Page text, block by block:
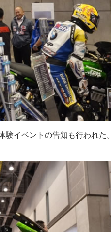
イベントの告知も行われた。